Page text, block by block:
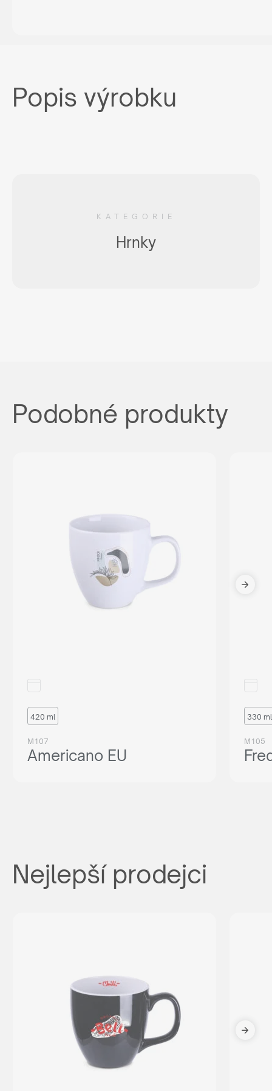
Popis výrobku
KATEGORIE
Hrnky
Podobné produkty
420 ml
M107
Americano EU
330 ml
M105
Nejlepší prodejci